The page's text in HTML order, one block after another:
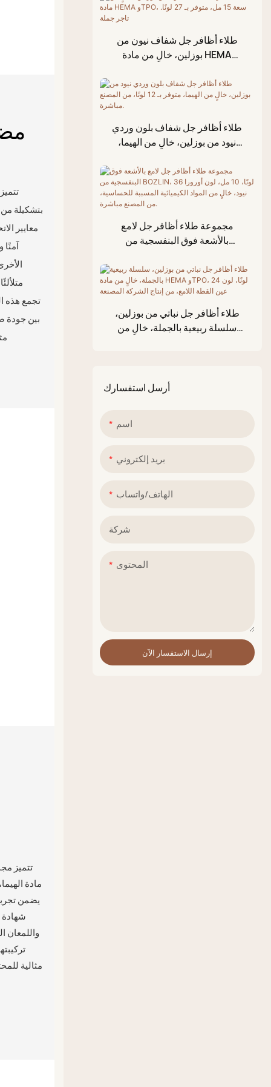
معايير
آمنًا
بين جودة
تتميز
يضمن
شهادة
واللمعان
مثالية
الحرارة
طبقة علوية مطاطية
إلى مسح
جل لاصق لأحجار الراين
جل الزهور
جل التشقق
زيت للجلد المحيط بالأظافر
جل التشكيل ثلاثي الأبعاد
طلاء أظافر جل متشقق
قلم طلاء أكريليك
لوحة ألوان الطين اللامع
طلاء أظافر جل شفاف نيون من
بوزلين، خالٍ من مادة HEMA
لونًا. تاجر جملة
طلاء أظافر جل شفاف بلون وردي
نيود من بوزلين، خالٍ من الهيما،
مباشرة.
مجموعة طلاء أظافر جل لامع
بالأشعة فوق البنفسجية من
أورورا نيود، خالٍ من المواد
الكيميائية المسببة للحساسية، من
طلاء أظافر جل نباتي من بوزلين،
سلسلة ربيعية بالجملة، خالٍ من
أرسل استفسارك
اسم
بريد إلكتروني
الهاتف/واتساب
شركة
المحتوى
إرسال الاستفسار الآن